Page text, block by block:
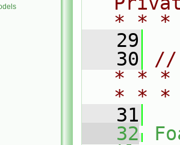
* *
   29
   30
//
* * *
* *
   31
   32